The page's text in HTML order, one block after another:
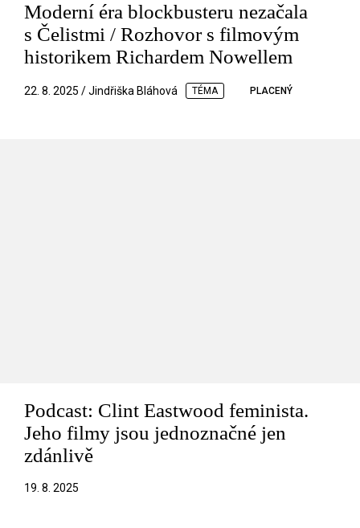
Moderní éra blockbusteru nezačala
s Čelistmi / Rozhovor s filmovým
historikem Richardem Nowellem
22. 8. 2025 / Jindřiška Bláhová TÉMA PLACENÝ
Podcast: Clint Eastwood feminista.
Jeho filmy jsou jednoznačné jen
zdánlivě
19. 8. 2025